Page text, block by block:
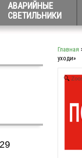
АВАРИЙНЫЕ
СВЕТИЛЬНИКИ
Главная
уходи»